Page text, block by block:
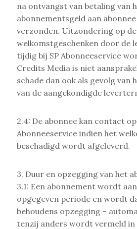
na ontvangst van betaling van
abonnementsgeld aan
verzonden. Uitzondering op
welkomstgeschenken door de
tijdig bij SP Abonneeservice
Credits Media is niet
schade dan ook als gevolg van
van de aangekondigde
2.4: De abonnee kan contact
Abonneeservice indien het
beschadigd wordt afgeleverd.
3. Duur en opzegging van het
3.1: Een abonnement wordt
opgegeven periode en wordt
behoudens opzegging –
tenzij anders wordt vermeld in